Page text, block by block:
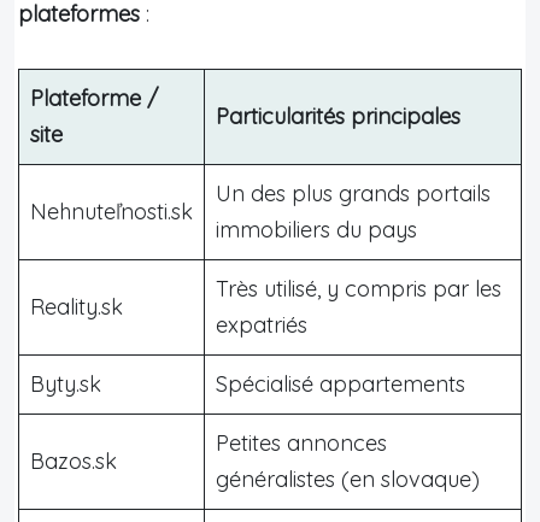
plateformes :
Plateforme /
site
Particularités principales
Nehnuteľnosti.sk
Un des plus grands portails
immobiliers du pays
Reality.sk
Très utilisé, y compris par les
expatriés
Byty.sk Spécialisé appartements
Bazos.sk
Petites annonces
généralistes (en slovaque)